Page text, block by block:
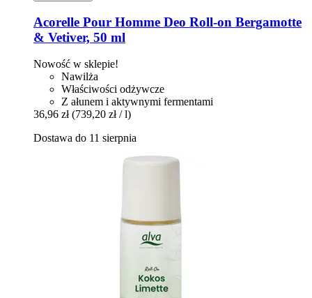
Acorelle Pour Homme Deo Roll-​on Bergamotte
& Vetiver, 50 ml
Nowość w sklepie!
Nawilża
Właściwości odżywcze
Z ałunem i aktywnymi fermentami
36,96 zł (739,20 zł / l)
Dostawa do 11 sierpnia